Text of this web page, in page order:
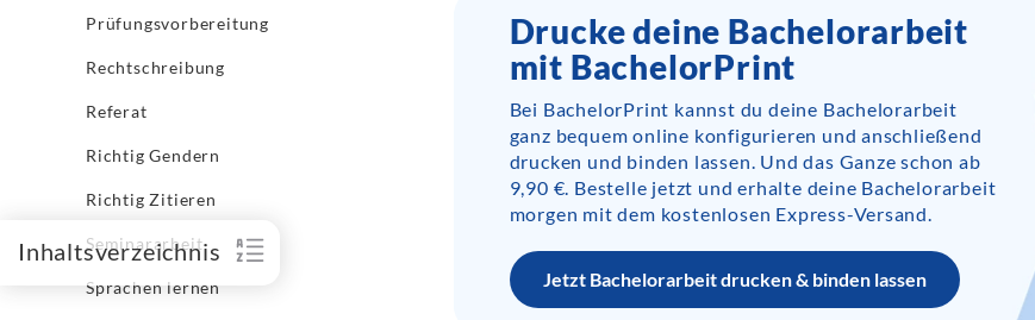
Prüfungsvorbereitung
Rechtschreibung
Referat
Richtig Gendern
Richtig Zitieren
Seminararbeit
Sprachen lernen
Inhaltsverzeichnis
Drucke deine Bachelorarbeit
mit BachelorPrint
Bei BachelorPrint kannst du deine Bachelorarbeit
ganz bequem online konfigurieren und anschließend
drucken und binden lassen. Und das Ganze schon ab
9,90 €. Bestelle jetzt und erhalte deine Bachelorarbeit
morgen mit dem kostenlosen Express-Versand.
Jetzt Bachelorarbeit drucken & binden lassen